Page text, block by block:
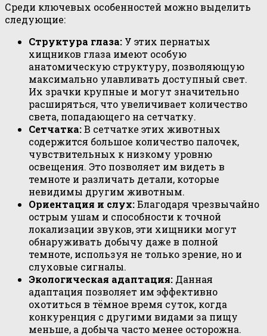
Среди ключевых особенностей можно выделить
следующие:
Структура глаза: У этих пернатых
хищников глаза имеют особую
анатомическую структуру, позволяющую
максимально улавливать доступный свет.
Их зрачки крупные и могут значительно
расширяться, что увеличивает количество
света, попадающего на сетчатку.
Сетчатка:В сетчатке этих животных
содержится большое количество палочек,
чувствительных к низкому уровню
освещения. Это позволяет им видеть в
темноте и различать детали, которые
невидимы другим животным.
Ориентация и слух:Благодаря чрезвычайно
острым ушам и способности к точной
локализации звуков, эти хищники могут
обнаруживать добычу даже в полной
темноте, используя не только зрение, но и
слуховые сигналы.
Экологическая адаптация: Данная
адаптация позволяет им эффективно
охотиться в тёмное время суток, когда
конкуренция с другими видами за пищу
меньше, а добыча часто менее осторожна.